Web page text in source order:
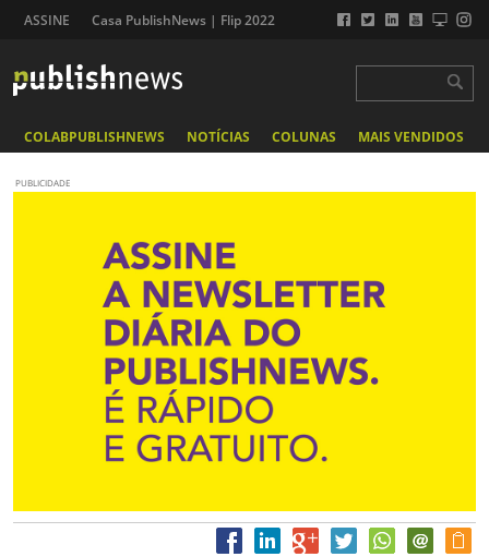
ASSINE Casa PublishNews | Flip 2022
COLABPUBLISHNEWS NOTÍCIAS COLUNAS MAIS VENDIDOS
PUBLICIDADE